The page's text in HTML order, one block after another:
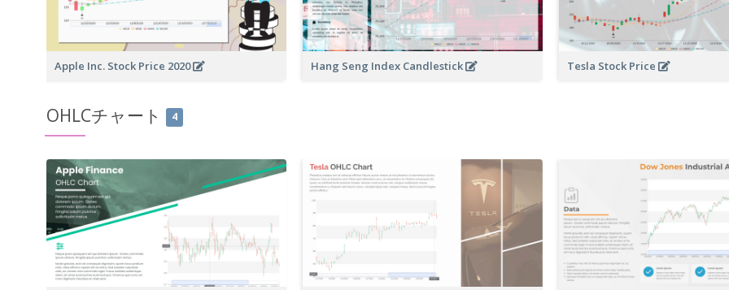
Apple Inc. Stock Price 2020 Hang Seng Index Candlestick Tesla Stock Price
OHLCチャート 4